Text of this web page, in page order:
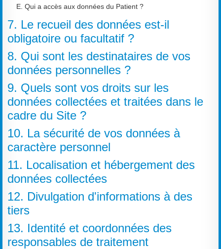
Qui a accès aux données du Patient ?
7. Le recueil des données est-il
obligatoire ou facultatif ?
8. Qui sont les destinataires de vos
données personnelles ?
9. Quels sont vos droits sur les
données collectées et traitées dans le
cadre du Site ?
10. La sécurité de vos données à
caractère personnel
11. Localisation et hébergement des
données collectées
12. Divulgation d'informations à des
tiers
13. Identité et coordonnées des
responsables de traitement